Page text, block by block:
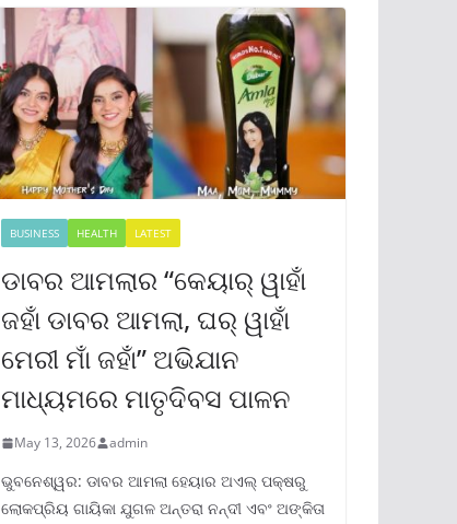
BUSINESS HEALTH LATEST
ଡାବର ଆମଲାର “କେୟାର୍ ୱାହାଁ
ଜହାଁ ଡାବର ଆମଲା, ଘର୍ ୱାହାଁ
ମେରୀ ମାଁ ଜହାଁ” ଅଭିଯାନ
ମାଧ୍ୟମରେ ମାତୃଦିବସ ପାଳନ
May 13, 2026 admin
ଭୁବନେଶ୍ୱର: ଡାବର ଆମଲା ହେୟାର ଅଏଲ୍ ପକ୍ଷରୁ
ଲୋକପ୍ରିୟ ଗାୟିକା ଯୁଗଳ ଅନ୍ତରା ନନ୍ଦୀ ଏବଂ ଅଙ୍କିତା